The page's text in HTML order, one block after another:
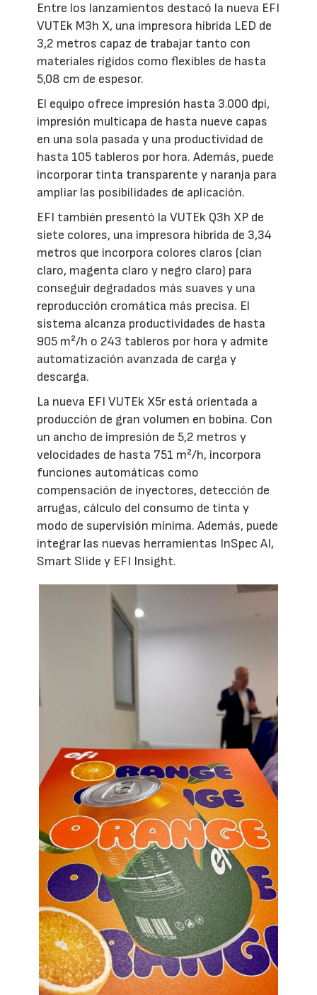
Entre los lanzamientos destacó la nueva EFI
VUTEk M3h X, una impresora híbrida LED de
3,2 metros capaz de trabajar tanto con
materiales rígidos como flexibles de hasta
5,08 cm de espesor.
El equipo ofrece impresión hasta 3.000 dpi,
impresión multicapa de hasta nueve capas
en una sola pasada y una productividad de
hasta 105 tableros por hora. Además, puede
incorporar tinta transparente y naranja para
ampliar las posibilidades de aplicación.
EFI también presentó la VUTEk Q3h XP de
siete colores, una impresora híbrida de 3,34
metros que incorpora colores claros (cian
claro, magenta claro y negro claro) para
conseguir degradados más suaves y una
reproducción cromática más precisa. El
sistema alcanza productividades de hasta
905 m²/h o 243 tableros por hora y admite
automatización avanzada de carga y
descarga.
La nueva EFI VUTEk X5r está orientada a
producción de gran volumen en bobina. Con
un ancho de impresión de 5,2 metros y
velocidades de hasta 751 m²/h, incorpora
funciones automáticas como
compensación de inyectores, detección de
arrugas, cálculo del consumo de tinta y
modo de supervisión mínima. Además, puede
integrar las nuevas herramientas InSpec AI,
Smart Slide y EFI Insight.